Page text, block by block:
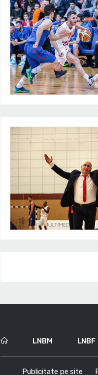
LNBM LNBF
Publicitate pe site